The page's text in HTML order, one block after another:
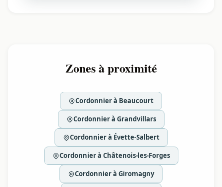
Zones à proximité
Cordonnier à Beaucourt
Cordonnier à Grandvillars
Cordonnier à Évette-Salbert
Cordonnier à Châtenois-les-Forges
Cordonnier à Giromagny